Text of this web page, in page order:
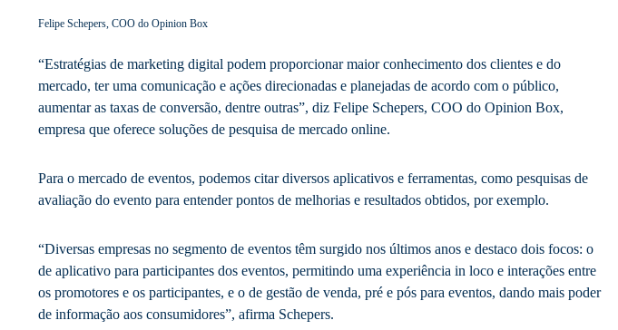
Felipe Schepers, COO do Opinion Box
“Estratégias de marketing digital podem proporcionar maior conhecimento dos clientes e do
mercado, ter uma comunicação e ações direcionadas e planejadas de acordo com o público,
aumentar as taxas de conversão, dentre outras”, diz Felipe Schepers, COO do Opinion Box,
empresa que oferece soluções de pesquisa de mercado online.
Para o mercado de eventos, podemos citar diversos aplicativos e ferramentas, como pesquisas de
avaliação do evento para entender pontos de melhorias e resultados obtidos, por exemplo.
“Diversas empresas no segmento de eventos têm surgido nos últimos anos e destaco dois focos: o
de aplicativo para participantes dos eventos, permitindo uma experiência in loco e interações entre
os promotores e os participantes, e o de gestão de venda, pré e pós para eventos, dando mais poder
de informação aos consumidores”, afirma Schepers.